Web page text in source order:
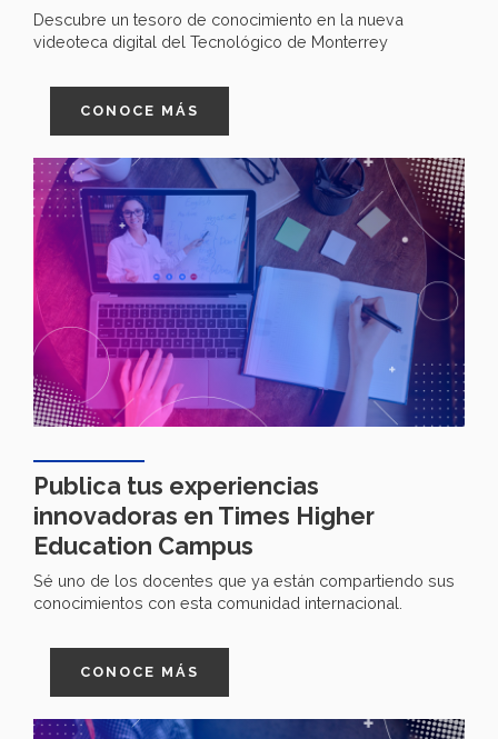
Descubre un tesoro de conocimiento en la nueva
videoteca digital del Tecnológico de Monterrey
CONOCE MÁS
Publica tus experiencias
innovadoras en Times Higher
Education Campus
Sé uno de los docentes que ya están compartiendo sus
conocimientos con esta comunidad internacional.
CONOCE MÁS